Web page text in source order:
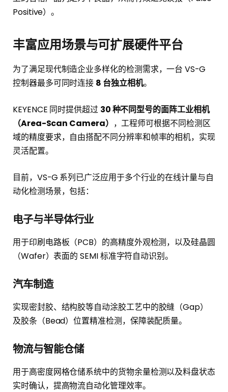
Positive）。
丰富应用场景与可扩展硬件平台
为了满足现代制造企业多样化的检测需求，一台 VS-G
控制器最多可同时连接 8 台独立相机。
KEYENCE 同时提供超过 30 种不同型号的面阵工业相机
（Area-Scan Camera） ，工程师可根据不同检测区
域的精度要求，自由搭配不同分辨率和帧率的相机，实现
灵活配置。
目前，VS-G 系列已广泛应用于多个行业的在线计量与自
动化检测场景，包括：
电子与半导体行业
用于印刷电路板（PCB）的高精度外观检测，以及硅晶圆
（Wafer）表面的 SEMI 标准字符自动识别。
汽车制造
实现密封胶、结构胶等自动涂胶工艺中的胶缝（Gap）
及胶条（Bead）位置精准检测，保障装配质量。
物流与智能仓储
用于高密度网格仓储系统中的货物余量检测以及料盘状态
实时确认，提高物流自动化管理效率。